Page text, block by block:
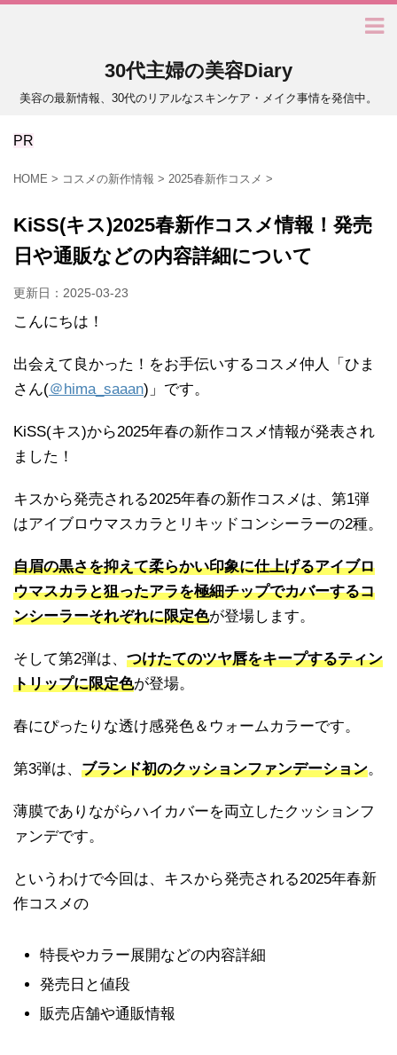
30代主婦の美容Diary
美容の最新情報、30代のリアルなスキンケア・メイク事情を発信中。
PR
HOME > コスメの新作情報 > 2025春新作コスメ >
KiSS(キス)2025春新作コスメ情報！発売
日や通販などの内容詳細について
更新日： 2025-03-23
こんにちは！
出会えて良かった！をお手伝いするコスメ仲人「ひま
さん(＠hima_saaan)」です。
KiSS(キス)から2025年春の新作コスメ情報が発表され
ました！
キスから発売される2025年春の新作コスメは、第1弾
はアイブロウマスカラとリキッドコンシーラーの2種。
自眉の黒さを抑えて柔らかい印象に仕上げるアイブロ
ウマスカラと狙ったアラを極細チップでカバーするコ
ンシーラーそれぞれに限定色が登場します。
そして第2弾は、 つけたてのツヤ唇をキープするティン
トリップに限定色が登場。
春にぴったりな透け感発色＆ウォームカラーです。
第3弾は、 ブランド初のクッションファンデーション。
薄膜でありながらハイカバーを両立したクッションフ
ァンデです。
というわけで今回は、キスから発売される2025年春新
作コスメの
特長やカラー展開などの内容詳細
発売日と値段
販売店舗や通販情報